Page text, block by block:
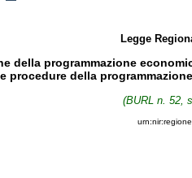
Legge
della programmazione
procedure della
(BURL n. 52,